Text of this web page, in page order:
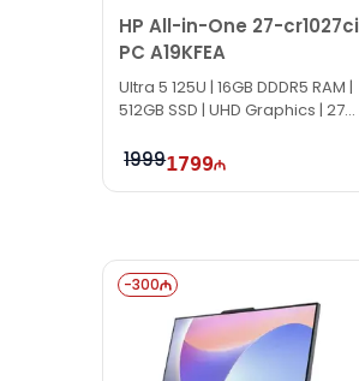
HP All-in-One 27-cr1027ci
PC A19KFEA
Ultra 5 125U | 16GB DDDR5 RAM |
512GB SSD | UHD Graphics | 27"
19991799
-300